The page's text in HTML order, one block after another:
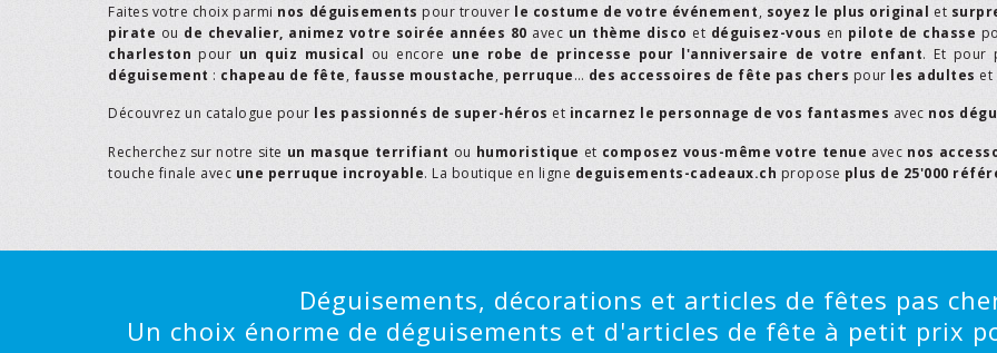
Faites votre choix parmi nos déguisements pour trouver le costume de votre événement, soyez le plus original et
pirate ou de chevalier, animez votre soirée années 80 avec un thème disco et déguisez-vous en pilote de chasse
charleston pour un quiz musical ou encore une robe de princesse pour l'anniversaire de votre enfant. Et pour
déguisement : chapeau de fête, fausse moustache, perruque… des accessoires de fête pas chers pour les adultes et
Découvrez un catalogue pour les passionnés de super-héros et incarnez le personnage de vos fantasmes avec nos
Recherchez sur notre site un masque terrifiant ou humoristique et composez vous-même votre tenue avec nos
touche finale avec une perruque incroyable. La boutique en ligne deguisements-cadeaux.ch propose plus de 25'000
Déguisements, décorations et articles de fêtes pas
Un choix énorme de déguisements et d'articles de fête à petit prix